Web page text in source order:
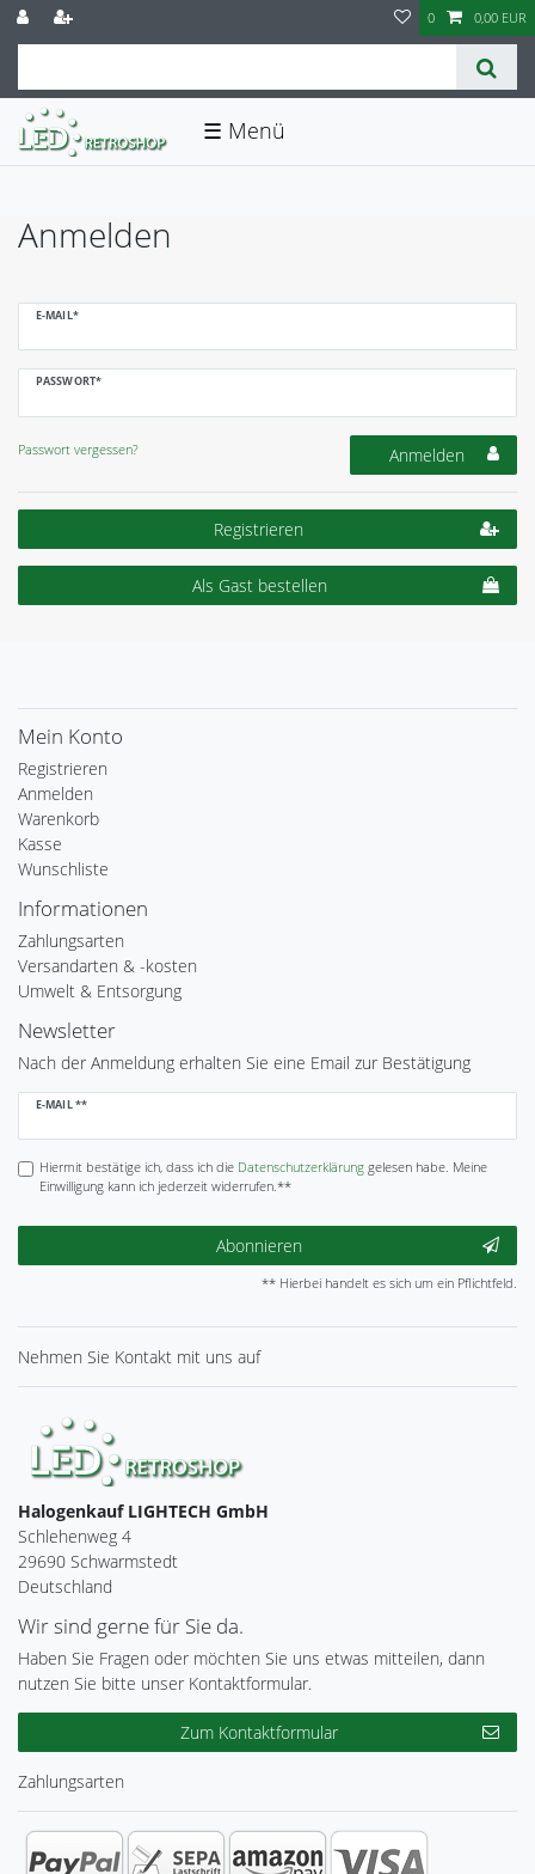
0 0,00 EUR
☰
Anmelden
E-MAIL*
PASSWORT*
Passwort vergessen? Anmelden
Registrieren
Als Gast bestellen
Mein Konto
Registrieren
Anmelden
Warenkorb
Kasse
Wunschliste
Informationen
Zahlungsarten
Versandarten & -kosten
Umwelt & Entsorgung
Newsletter
Nach der Anmeldung erhalten Sie eine Email zur Bestätigung
E-MAIL **
Newsletter
Hiermit bestätige ich, dass ich die Daten­schutz­erklärunggelesen habe. Meine
Einwilligung kann ich jederzeit widerrufen.**
Abonnieren
** Hierbei handelt es sich um ein Pflichtfeld.
Nehmen Sie Kontakt mit uns auf
Halogenkauf LIGHTECH GmbH
Schlehenweg 4
29690 Schwarmstedt
Deutschland
Wir sind gerne für Sie da.
Haben Sie Fragen oder möchten Sie uns etwas mitteilen, dann
nutzen Sie bitte unser Kontaktformular.
Zum Kontaktformular
Zahlungsarten